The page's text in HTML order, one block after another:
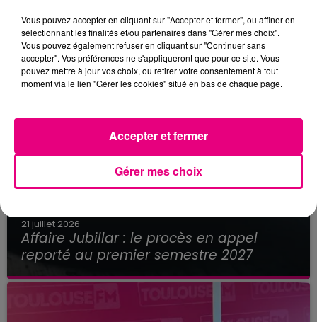
21 juillet 2026
Affaire Jubillar : le procès en appel
reporté au premier semestre 2027
Vous pouvez accepter en cliquant sur "Accepter et fermer", ou affiner en
sélectionnant les finalités et/ou partenaires dans "Gérer mes choix".
Vous pouvez également refuser en cliquant sur "Continuer sans
accepter". Vos préférences ne s'appliqueront que pour ce site. Vous
pouvez mettre à jour vos choix, ou retirer votre consentement à tout
moment via le lien "Gérer les cookies" situé en bas de chaque page.
Gérer mes choix
Accepter et fermer